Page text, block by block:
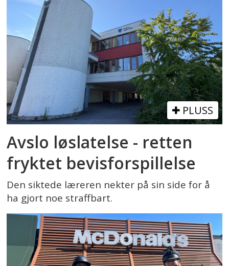
PLUSS
Avslo løslatelse - retten
fryktet bevisforspillelse
Den siktede læreren nekter på sin side for å
ha gjort noe straffbart.